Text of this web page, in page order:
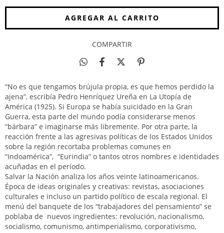
COMPARTIR
“No es que tengamos brújula propia, es que hemos perdido la
ajena”, escribía Pedro Henríquez Ureña en La Utopía de
América (1925). Si Europa se había suicidado en la Gran
Guerra, esta parte del mundo podía considerarse menos
“bárbara” e imaginarse más libremente. Por otra parte, la
reacción frente a las agresivas políticas de los Estados Unidos
sobre la región recortaba problemas comunes en
“Indoamérica”, “Eurindia” o tantos otros nombres e identidades
acuñadas en el período.
Salvar la Nación analiza los años veinte latinoamericanos.
Época de ideas originales y creativas: revistas, asociaciones
culturales e incluso un partido político de escala regional. El
menú del banquete de los “trabajadores del pensamiento” se
poblaba de nuevos ingredientes: revolución, nacionalismo,
socialismo, comunismo, antimperialismo, corporativismo,